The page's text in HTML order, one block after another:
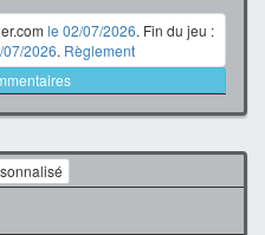
le 02/07/2026. Fin du jeu :
07/2026. Règlement